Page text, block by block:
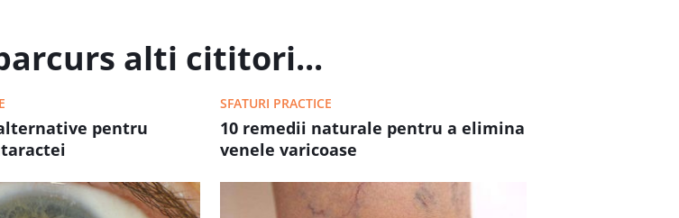
alti cititori...
pentru
SFATURI PRACTICE
10 remedii naturale pentru a elimina
venele varicoase